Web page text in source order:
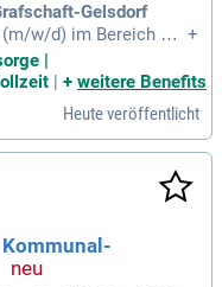
Gelsdorf
w/d) im Bereich Wa
an den Standorten G
technische Aufgaben
führst du Arbeiten
und Vertei
den Austausch von
an der Rufbereits
oder vergleichbare Qu
gepaart mit
freundliches Auft
Arbeitsweise run
+
|
+ weitere Benefits
Heute veröffentlicht